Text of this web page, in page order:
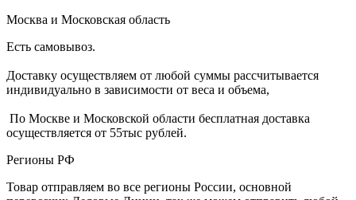
Москва и Московская область
Есть самовывоз.
Доставку осуществляем от любой суммы рассчитывается
индивидуально в зависимости от веса и объема,
По Москве и Московской области бесплатная доставка
осуществляется от 55тыс рублей.
Регионы РФ
Товар отправляем во все регионы России, основной